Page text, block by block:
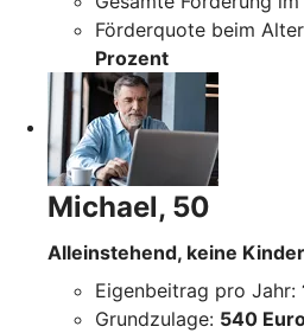
Förderquote beim
Prozent
Michael, 50
Alleinstehend, keine
Eigenbeitrag pro Jahr:
Grundzulage: 540